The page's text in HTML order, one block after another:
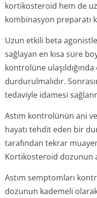
kortikosteroid hem de
kombinasyon preparatı
Uzun etkili beta
sağlayan en kısa süre
kontrolüne
durdurulmalıdır.
tedaviyle idamesi
Astım kontrolünün ani
hayatı tehdit eden bir
tarafından tekrar
Kortikosteroid dozunun
Astım semptomları
dozunun kademeli